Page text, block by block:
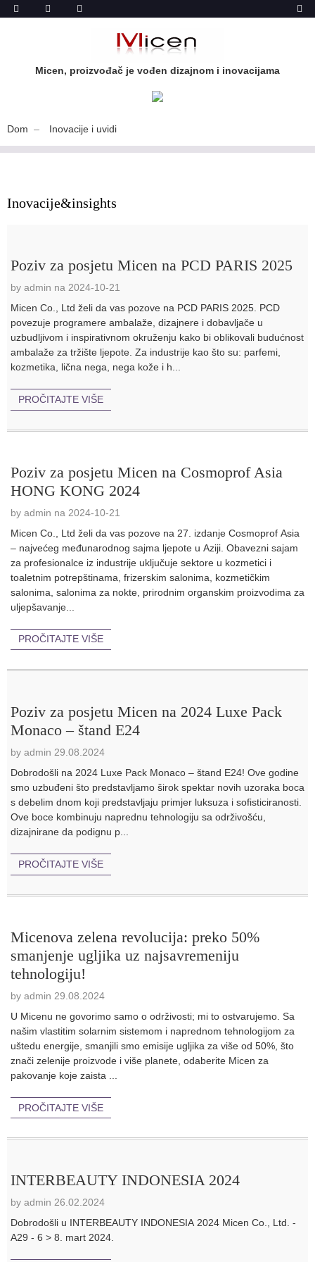
Micen, proizvođač je vođen dizajnom i inovacijama
Dom Inovacije i uvidi
Inovacije&insights
Poziv za posjetu Micen na PCD PARIS 2025
by admin na 2024-10-21
Micen Co., Ltd želi da vas pozove na PCD PARIS 2025. PCD
povezuje programere ambalaže, dizajnere i dobavljače u
uzbudljivom i inspirativnom okruženju kako bi oblikovali budućnost
ambalaže za tržište ljepote. Za industrije kao što su: parfemi,
kozmetika, lična nega, nega kože i h...
PROČITAJTE VIŠE
Poziv za posjetu Micen na Cosmoprof Asia
HONG KONG 2024
by admin na 2024-10-21
Micen Co., Ltd želi da vas pozove na 27. izdanje Cosmoprof Asia
– najvećeg međunarodnog sajma ljepote u Aziji. Obavezni sajam
za profesionalce iz industrije uključuje sektore u kozmetici i
toaletnim potrepštinama, frizerskim salonima, kozmetičkim
salonima, salonima za nokte, prirodnim organskim proizvodima za
uljepšavanje...
PROČITAJTE VIŠE
Poziv za posjetu Micen na 2024 Luxe Pack
Monaco – štand E24
by admin 29.08.2024
Dobrodošli na 2024 Luxe Pack Monaco – štand E24! Ove godine
smo uzbuđeni što predstavljamo širok spektar novih uzoraka boca
s debelim dnom koji predstavljaju primjer luksuza i sofisticiranosti.
Ove boce kombinuju naprednu tehnologiju sa održivošću,
dizajnirane da podignu p...
PROČITAJTE VIŠE
Micenova zelena revolucija: preko 50%
smanjenje ugljika uz najsavremeniju
tehnologiju!
by admin 29.08.2024
U Micenu ne govorimo samo o održivosti; mi to ostvarujemo. Sa
našim vlastitim solarnim sistemom i naprednom tehnologijom za
uštedu energije, smanjili smo emisije ugljika za više od 50%, što
znači zelenije proizvode i više planete, odaberite Micen za
pakovanje koje zaista ...
PROČITAJTE VIŠE
INTERBEAUTY INDONESIA 2024
by admin 26.02.2024
Dobrodošli u INTERBEAUTY INDONESIA 2024 Micen Co., Ltd. -
A29 - 6 > 8. mart 2024.